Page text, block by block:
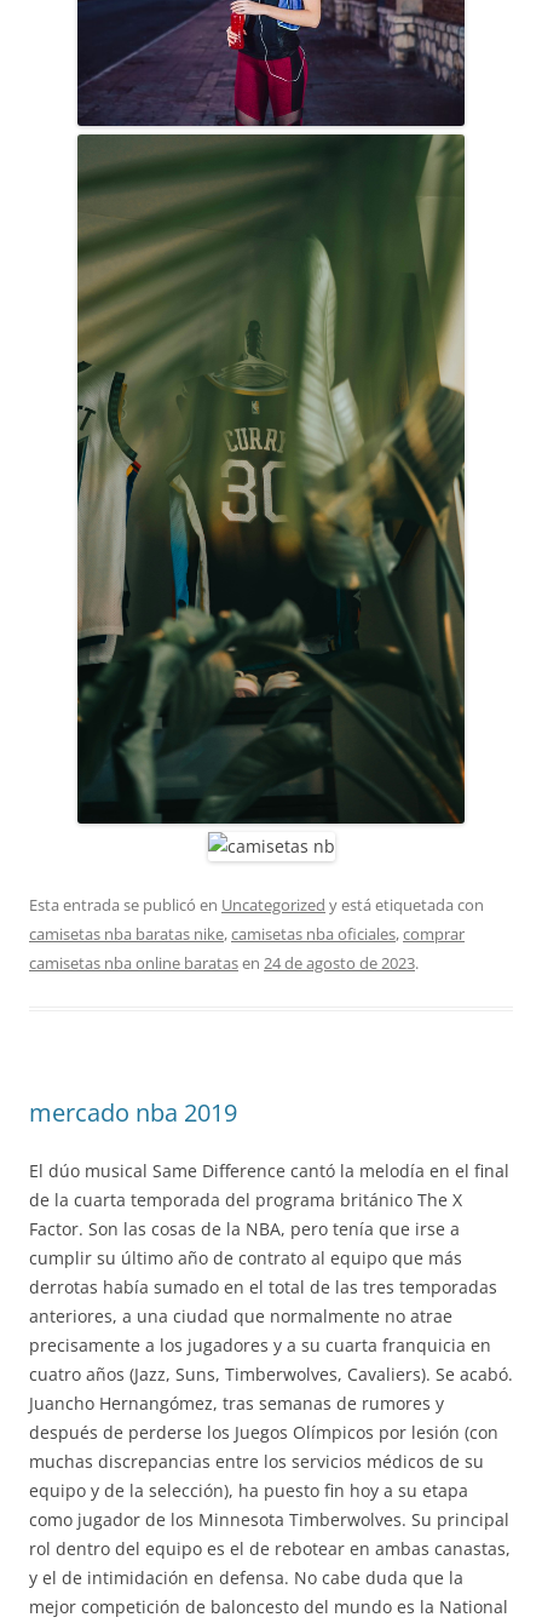
Esta entrada se publicó en Uncategorized y está etiquetada con
camisetas nba baratas nike,camisetas nba oficiales,comprar
camisetas nba online baratasen 24 de agosto de 2023.
mercado nba 2019
El dúo musical Same Difference cantó la melodía en el final
de la cuarta temporada del programa británico The X
Factor. Son las cosas de la NBA, pero tenía que irse a
cumplir su último año de contrato al equipo que más
derrotas había sumado en el total de las tres temporadas
anteriores, a una ciudad que normalmente no atrae
precisamente a los jugadores y a su cuarta franquicia en
cuatro años (Jazz, Suns, Timberwolves, Cavaliers). Se acabó.
Juancho Hernangómez, tras semanas de rumores y
después de perderse los Juegos Olímpicos por lesión (con
muchas discrepancias entre los servicios médicos de su
equipo y de la selección), ha puesto fin hoy a su etapa
como jugador de los Minnesota Timberwolves. Su principal
rol dentro del equipo es el de rebotear en ambas canastas,
y el de intimidación en defensa. No cabe duda que la
mejor competición de baloncesto del mundo es la National